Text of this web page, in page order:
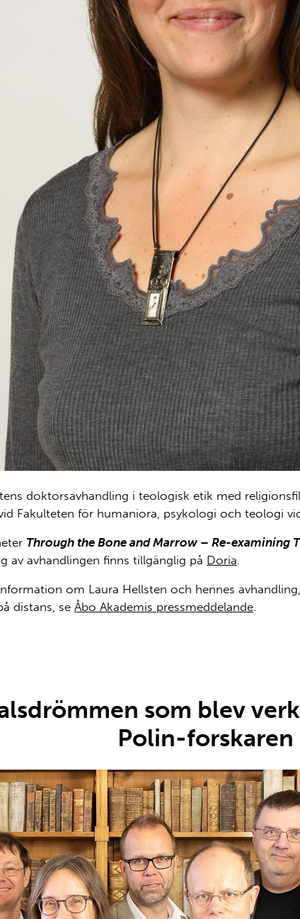
doktorsavhandling i teologisk etik med
Fakulteten för humaniora, psykologi och teologi
Through the Bone and Marrow – Re-examining
av avhandlingen finns tillgänglig på Doria
om Laura Hellsten och hennes
distans, se Åbo Akademis pressmeddelande
som blev
Polin-